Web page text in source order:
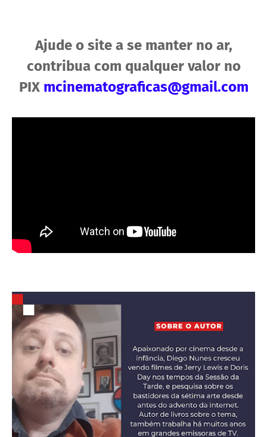
Ajude o site a se manter no ar,
contribua com qualquer valor no
PIX mcinematograficas@gmail.com